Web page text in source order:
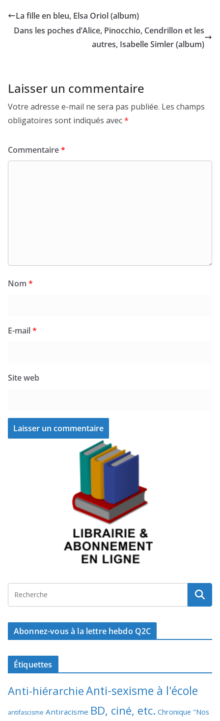
La fille en bleu, Elsa Oriol (album)
Dans les poches d’Alice, Pinocchio, Cendrillon et les
autres, Isabelle Simler (album)
Laisser un commentaire
Votre adresse e-mail ne sera pas publiée. Les champs
obligatoires sont indiqués avec*
Commentaire*
Nom *
E-mail*
Site web
Abonnez-vous à la lettre hebdo Q2C
Étiquettes
Anti-hiérarchieAnti-sexisme à l'école
antifascisme Antiracisme BD, ciné, etc. Chronique "Nos